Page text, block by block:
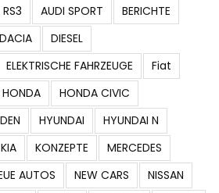
AUDI SPORT
BERICHTE
DACIA
DIESEL
ELEKTRISCHE FAHRZEUGE
Fiat
HONDA
HONDA CIVIC
HYUNDAI
HYUNDAI N
KIA KONZEPTE
MERCEDES
AUTOS NEW CARS
NISSAN